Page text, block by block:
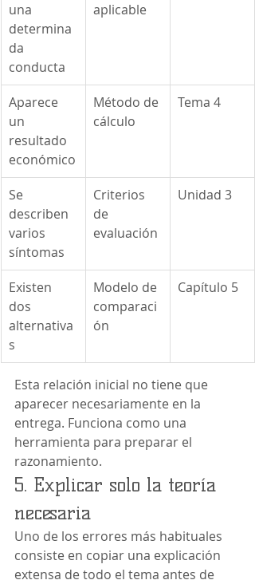
una
determina
da
conducta
aplicable
Aparece
un
resultado
económico
Método de
cálculo
Tema 4
Se
describen
varios
síntomas
Criterios
de
evaluación
Unidad 3
Existen
dos
alternativa
s
Modelo de
comparaci
ón
Capítulo 5
Esta relación inicial no tiene que
aparecer necesariamente en la
entrega. Funciona como una
herramienta para preparar el
razonamiento.
5. Explicar solo la teoría
necesaria
Uno de los errores más habituales
consiste en copiar una explicación
extensa de todo el tema antes de